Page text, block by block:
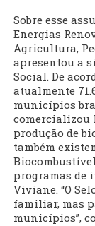
Sobre esse
Energias
Agricultura,
apresentou a
Social. De
atualmente
municípios
comercializou
produção de
também
programas de
Viviane. “O
familiar, mas
municípios”,